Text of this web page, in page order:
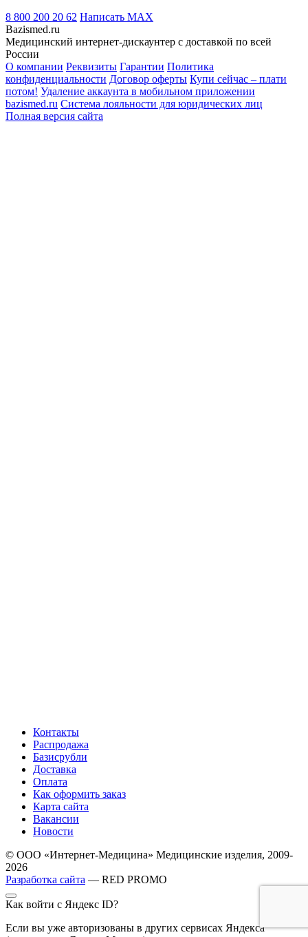
8 800 200 20 62 Написать MAX
Bazismed.ru
Медицинский интернет-дискаунтер с доставкой по всей
России
О компании Реквизиты Гарантии Политика
конфиденциальности Договор оферты Купи сейчас – плати
потом! Удаление аккаунта в мобильном приложении
bazismed.ru Система лояльности для юридических лиц
Полная версия сайта
Контакты
Распродажа
Базисрубли
Доставка
Оплата
Как оформить заказ
Карта сайта
Вакансии
Новости
© ООО «Интернет-Медицина» Медицинские изделия, 2009-
2026
Разработка сайта — RED PROMO
Как войти с Яндекс ID?
Если вы уже авторизованы в других сервисах Яндекса